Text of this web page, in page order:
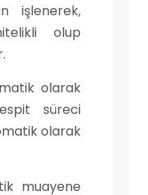
işlenerek,
olup
olarak
süreci
olarak
muayene